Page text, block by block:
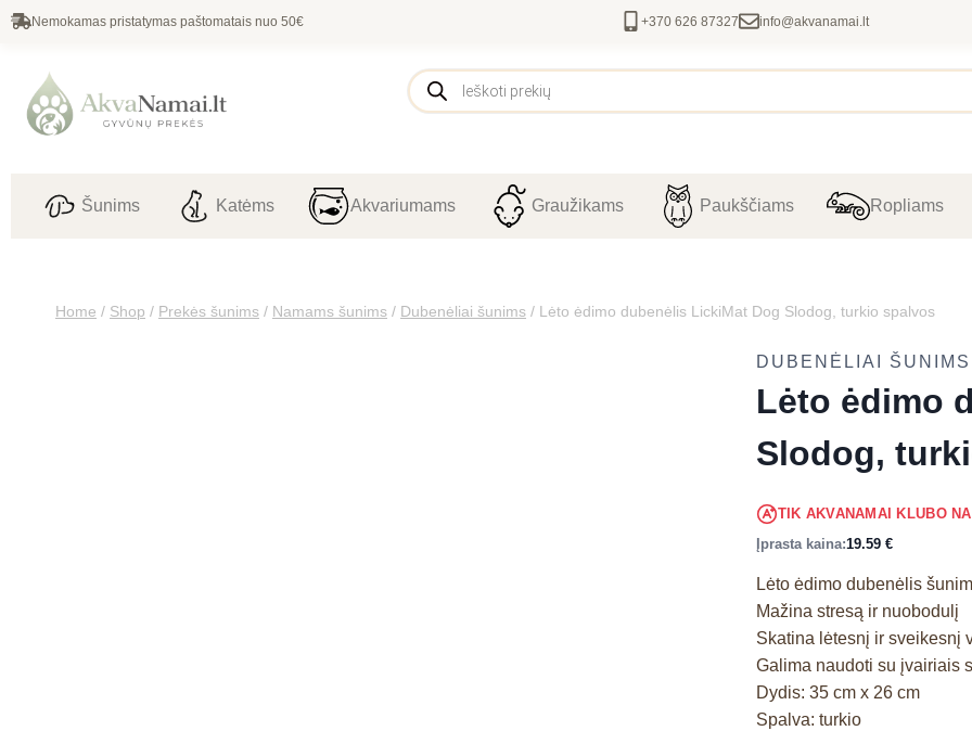
Nemokamas pristatymas paštomatais nuo 50€ +370 626 87327 info@akvanamai.lt
Šunims Katėms Akvariumams Graužikams Paukščiams Ropliams
Home / Shop / Prekės šunims / Namams šunims / Dubenėliai šunims / Lėto ėdimo dubenėlis LickiMat Dog Slodog, turkio spalvos
DUBENĖLIAI ŠUNIMS
Lėto ėdimo
Slodog,
TIK AKVANAMAI KLUBO
Įprasta kaina:19.59 €
Lėto ėdimo dubenėlis
Mažina stresą ir nuobodulį
Skatina lėtesnį ir sveikesnį
Galima naudoti su įvairiais
Dydis: 35 cm x 26 cm
Spalva: turkio